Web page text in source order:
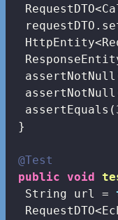
  assertEquals(
}
@Test
public void
  String url =